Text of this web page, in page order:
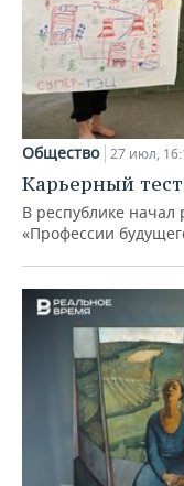
Общество 27 июл,
Карьерный
В республике
«Профессии